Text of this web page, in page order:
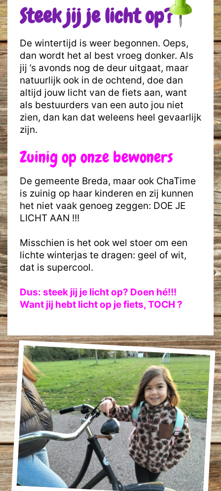
Steek jij je licht op?
De wintertijd is weer begonnen. Oeps,
dan wordt het al best vroeg donker. Als
jij ’s avonds nog de deur uitgaat, maar
natuurlijk ook in de ochtend, doe dan
altijd jouw licht van de fiets aan, want
als bestuurders van een auto jou niet
zien, dan kan dat weleens heel gevaarlijk
zijn.
Zuinig op onze bewoners
De gemeente Breda, maar ook ChaTime
is zuinig op haar kinderen en zij kunnen
het niet vaak genoeg zeggen: DOE JE
LICHT AAN !!!
Misschien is het ook wel stoer om een
lichte winterjas te dragen: geel of wit,
dat is supercool.
Dus: steek jij je licht op? Doen hé!!!
Want jij hebt licht op je fiets, TOCH ?